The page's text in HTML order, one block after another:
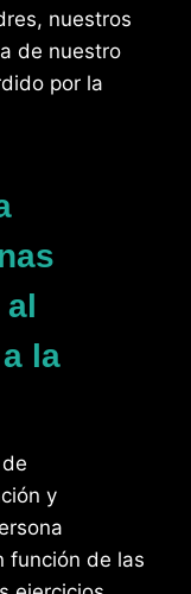
nuestros
de nuestro
por la
la
y
función de las